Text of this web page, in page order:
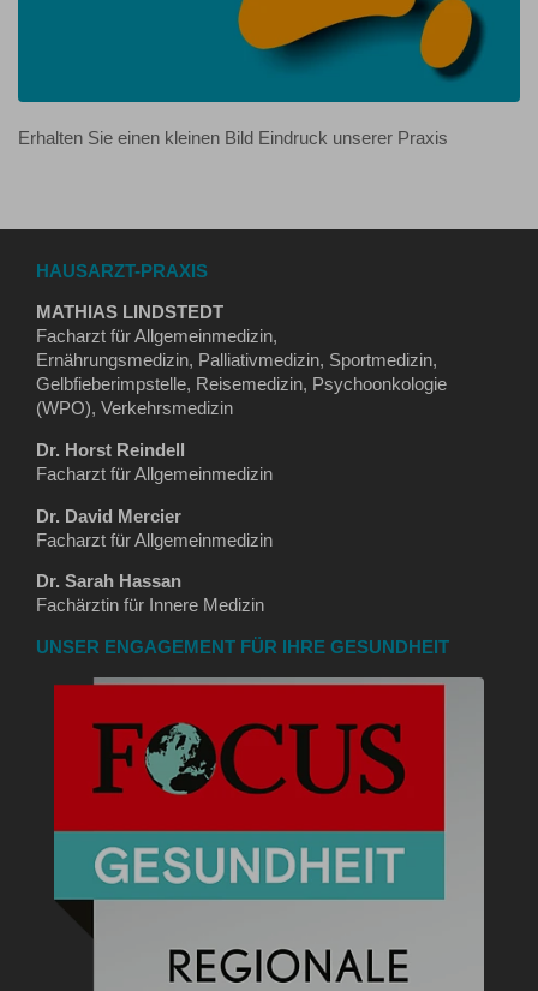
Erhalten Sie einen kleinen Bild Eindruck unserer Praxis
HAUSARZT-PRAXIS
MATHIAS LINDSTEDT
Facharzt für Allgemeinmedizin,
Ernährungsmedizin, Palliativmedizin, Sportmedizin,
Gelbfieberimpstelle, Reisemedizin, Psychoonkologie
(WPO), Verkehrsmedizin
Dr. Horst Reindell
Facharzt für Allgemeinmedizin
Dr. David Mercier
Facharzt für Allgemeinmedizin
Dr. Sarah Hassan
Fachärztin für Innere Medizin
UNSER ENGAGEMENT FÜR IHRE GESUNDHEIT